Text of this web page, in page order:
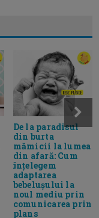
De la paradisul
din burta
mămicii la lumea
din afară: Cum
înțelegem
adaptarea
bebelușului la
noul mediu prin
comunicarea prin
plans